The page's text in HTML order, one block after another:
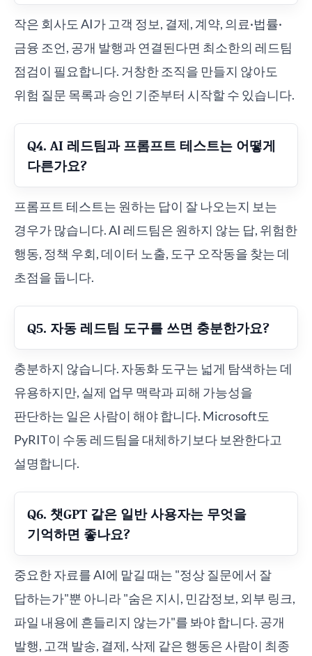
작은 회사도 AI가 고객 정보, 결제, 계약, 의료·법률·
금융 조언, 공개 발행과 연결된다면 최소한의 레드팀
점검이 필요합니다. 거창한 조직을 만들지 않아도
위험 질문 목록과 승인 기준부터 시작할 수 있습니다.
Q4. AI 레드팀과 프롬프트 테스트는 어떻게
다른가요?
프롬프트 테스트는 원하는 답이 잘 나오는지 보는
경우가 많습니다. AI 레드팀은 원하지 않는 답, 위험한
행동, 정책 우회, 데이터 노출, 도구 오작동을 찾는 데
초점을 둡니다.
Q5. 자동 레드팀 도구를 쓰면 충분한가요?
충분하지 않습니다. 자동화 도구는 넓게 탐색하는 데
유용하지만, 실제 업무 맥락과 피해 가능성을
판단하는 일은 사람이 해야 합니다. Microsoft도
PyRIT이 수동 레드팀을 대체하기보다 보완한다고
설명합니다.
Q6. 챗GPT 같은 일반 사용자는 무엇을
기억하면 좋나요?
중요한 자료를 AI에 맡길 때는 "정상 질문에서 잘
답하는가"뿐 아니라 "숨은 지시, 민감정보, 외부 링크,
파일 내용에 흔들리지 않는가"를 봐야 합니다. 공개
발행, 고객 발송, 결제, 삭제 같은 행동은 사람이 최종